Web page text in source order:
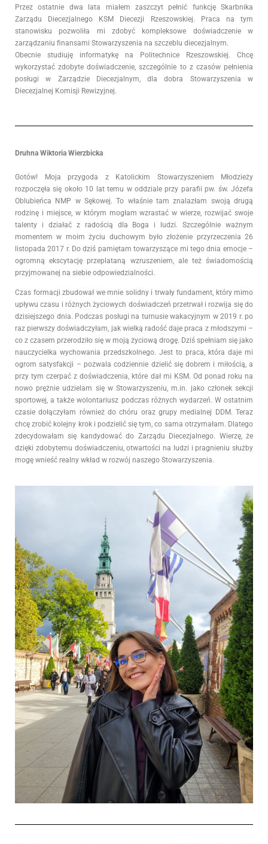
Przez ostatnie dwa lata miałem zaszczyt pełnić funkcję Skarbnika
Zarządu Diecezjalnego KSM Diecezji Rzeszowskiej. Praca na tym
stanowisku pozwoliła mi zdobyć kompleksowe doświadczenie w
zarządzaniu finansami Stowarzyszenia na szczeblu diecezjalnym.
Obecnie studiuję informatykę na Politechnice Rzeszowskiej. Chcę
wykorzystać zdobyte doświadczenie, szczególnie to z czasów pełnienia
posługi w Zarządzie Diecezjalnym, dla dobra Stowarzyszenia w
Diecezjalnej Komisji Rewizyjnej.
Druhna Wiktoria Wierzbicka
Gotów!
Moja przygoda z Katolickim Stowarzyszeniem Młodzieży
rozpoczęła się około 10 lat temu w oddziale przy parafii pw. św. Józefa
Oblubieńca NMP w Sękowej. To właśnie tam znalazłam swoją drugą
rodzinę i miejsce, w którym mogłam wzrastać w wierze, rozwijać swoje
talenty i działać z radością dla Boga i ludzi. Szczególnie ważnym
momentem w moim życiu duchowym było złożenie przyrzeczenia 26
listopada 2017 r. Do dziś pamiętam towarzyszące mi tego dnia emocje –
ogromną ekscytację przeplataną wzruszeniem, ale też świadomością
przyjmowanej na siebie odpowiedzialności.
Czas formacji zbudował we mnie solidny i trwały fundament, który mimo
upływu czasu i różnych życiowych doświadczeń przetrwał i rozwija się do
dzisiejszego dnia. Podczas posługi na turnusie wakacyjnym w 2019 r. po
raz pierwszy doświadczyłam, jak wielką radość daje praca z młodszymi –
co z czasem przerodziło się w moją życiową drogę. Dziś spełniam się jako
nauczycielka wychowania przedszkolnego. Jest to praca, która daje mi
ogrom satysfakcji – pozwala codziennie dzielić się dobrem i miłością, a
przy tym czerpać z doświadczenia, które dał mi KSM. Od ponad roku na
nowo prężnie udzielam się w Stowarzyszeniu, m.in. jako członek sekcji
sportowej, a także wolontariusz podczas różnych wydarzeń. W ostatnim
czasie dołączyłam również do chóru oraz grupy medialnej DDM. Teraz
chcę zrobić kolejny krok i podzielić się tym, co sama otrzymałam. Dlatego
zdecydowałam się kandydować do Zarządu Diecezjalnego. Wierzę, że
dzięki zdobytemu doświadczeniu, otwartości na ludzi i pragnieniu służby
mogę wnieść realny wkład w rozwój naszego Stowarzyszenia.